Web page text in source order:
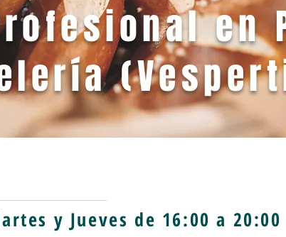
en
artes y Jueves de 16:00 a 20:00